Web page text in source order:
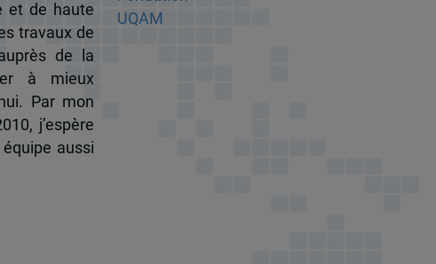
et de haute
travaux de
de la
à mieux
Par mon
j’espère
aussi